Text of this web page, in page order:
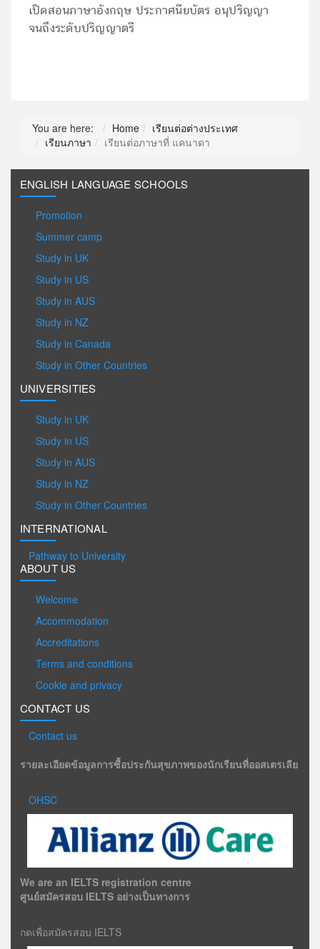
เปิดสอนภาษาอังกฤษ ประกาศนียบัตร อนุปริญญา
จนถึงระดับปริญญาตรี
You are here: Home
เรียนต่อต่างประเทศ
เรียนภาษา
เรียนต่อภาษาที่ แคนาดา
ENGLISH LANGUAGE SCHOOLS
Promotion
Summer camp
Study in UK
Study in US
Study in AUS
Study in NZ
Study in Canada
Study in Other Countries
UNIVERSITIES
Study in UK
Study in US
Study in AUS
Study in NZ
Study in Other Countries
INTERNATIONAL
Pathway to University
ABOUT US
Welcome
Accommodation
Accreditations
Terms and conditions
Cookie and privacy
CONTACT US
Contact us
รายละเอียดข้อมูลการซื้อประกันสุขภาพของนักเรียนที่ออสเตรเลีย
OHSC
We are an IELTS registration centre
ศูนย์สมัครสอบ IELTS อย่างเป็นทางการ
กดเพื่อสมัครสอบ IELTS